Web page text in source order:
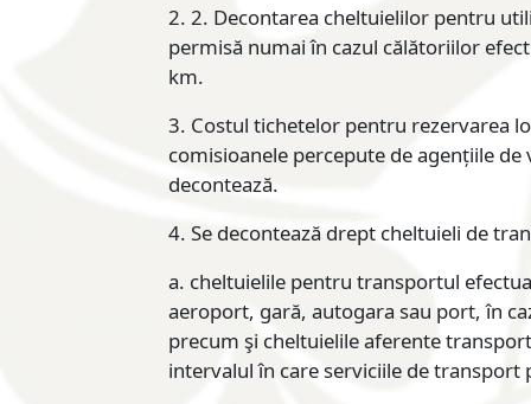
2. 2. Decontarea cheltuielilor pentru
permisă numai în cazul călătoriilor
km.
3. Costul tichetelor pentru rezervarea
comisioanele percepute de agențiile
decontează.
4. Se decontează drept cheltuieli de
a. cheltuielile pentru transportul
aeroport, gară, autogara sau port, în
precum şi cheltuielile aferente
intervalul în care serviciile de